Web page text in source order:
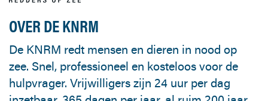
OVER DE KNRM
De KNRM redt mensen en dieren in nood op
zee. Snel, professioneel en kosteloos voor de
hulpvrager. Vrijwilligers zijn 24 uur per dag